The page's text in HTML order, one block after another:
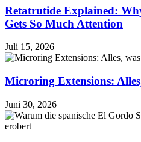
Retatrutide Explained:
Gets So Much Attention
Juli 15, 2026
Microring Extensions:
Juni 30, 2026